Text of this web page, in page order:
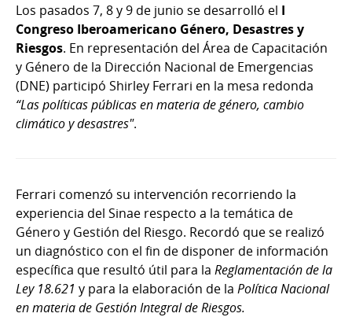
Los pasados 7, 8 y 9 de junio se desarrolló el I
Congreso Iberoamericano Género, Desastres y
Riesgos. En representación del Área de Capacitación
y Género de la Dirección Nacional de Emergencias
(DNE) participó Shirley Ferrari en la mesa redonda
“Las políticas públicas en materia de género, cambio
climático y desastres".
Ferrari comenzó su intervención recorriendo la
experiencia del Sinae respecto a la temática de
Género y Gestión del Riesgo. Recordó que se realizó
un diagnóstico con el fin de disponer de información
específica que resultó útil para la Reglamentación de la
Ley 18.621 y para la elaboración de la Política Nacional
en materia de Gestión Integral de Riesgos.